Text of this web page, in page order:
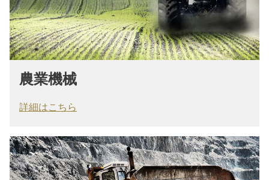
農業機械
詳細はこちら